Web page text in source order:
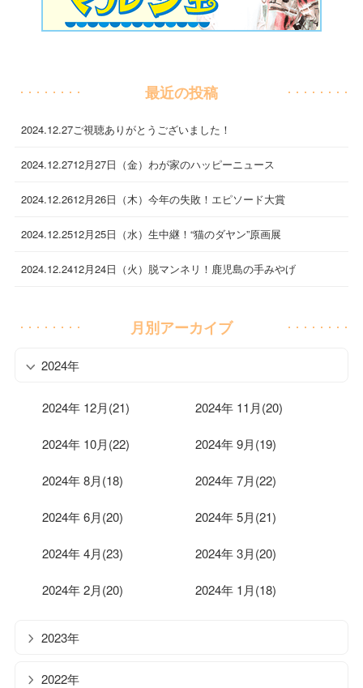
最近の投稿
2024.12.27ご視聴ありがとうございました！
2024.12.2712月27日（金）わが家のハッピーニュース
2024.12.2612月26日（木）今年の失敗！エピソード大賞
2024.12.2512月25日（水）生中継！“猫のダヤン”原画展
2024.12.2412月24日（火）脱マンネリ！鹿児島の手みやげ
月別アーカイブ
2024年
2024年 12月(21) 2024年 11月(20)
2024年 10月(22) 2024年 9月(19)
2024年 8月(18) 2024年 7月(22)
2024年 6月(20) 2024年 5月(21)
2024年 4月(23) 2024年 3月(20)
2024年 2月(20) 2024年 1月(18)
2023年
2022年